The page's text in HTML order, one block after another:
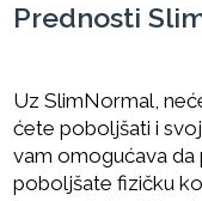
Prednosti
Uz SlimNormal,
ćete poboljšati i
vam omogućava
poboljšate fizičku